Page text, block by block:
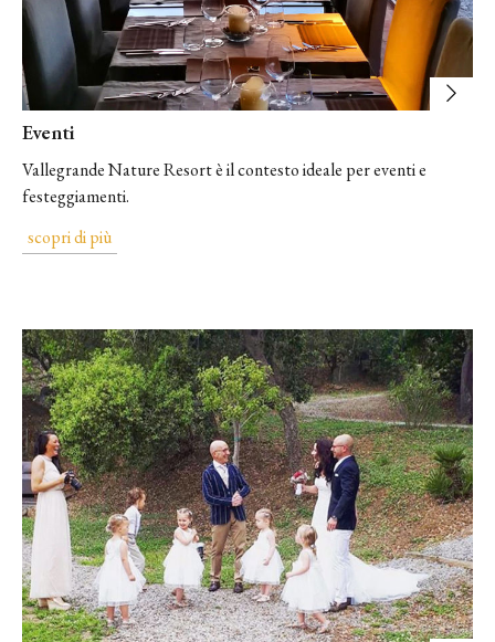
Eventi
Vallegrande Nature Resort è il contesto ideale per eventi e
festeggiamenti.
scopri di più